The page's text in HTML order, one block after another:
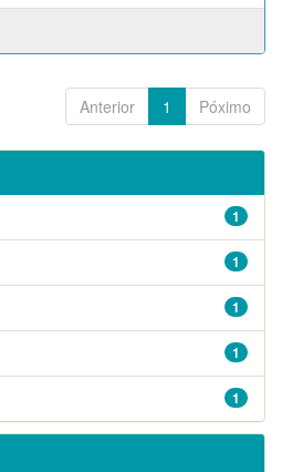
Anterior 1 Póximo
1
1
1
1
1